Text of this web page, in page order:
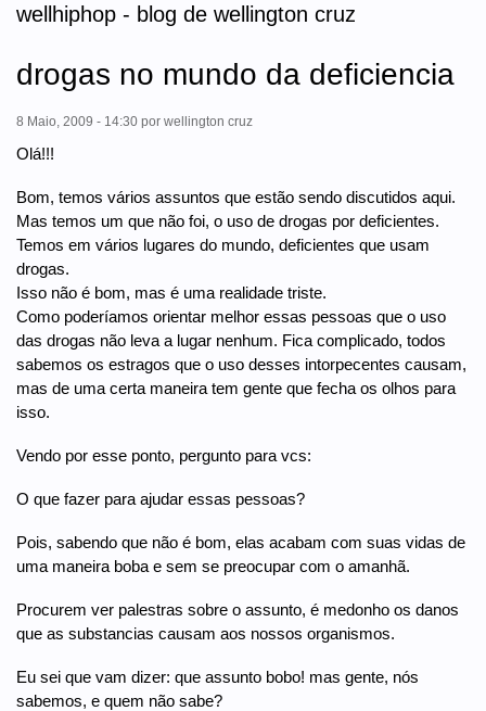
wellhiphop - blog de wellington cruz
drogas no mundo da deficiencia
8 Maio, 2009 - 14:30 por wellington cruz
Olá!!!
Bom, temos vários assuntos que estão sendo discutidos aqui.
Mas temos um que não foi, o uso de drogas por deficientes.
Temos em vários lugares do mundo, deficientes que usam
drogas.
Isso não é bom, mas é uma realidade triste.
Como poderíamos orientar melhor essas pessoas que o uso
das drogas não leva a lugar nenhum. Fica complicado, todos
sabemos os estragos que o uso desses intorpecentes causam,
mas de uma certa maneira tem gente que fecha os olhos para
isso.
Vendo por esse ponto, pergunto para vcs:
O que fazer para ajudar essas pessoas?
Pois, sabendo que não é bom, elas acabam com suas vidas de
uma maneira boba e sem se preocupar com o amanhã.
Procurem ver palestras sobre o assunto, é medonho os danos
que as substancias causam aos nossos organismos.
Eu sei que vam dizer: que assunto bobo! mas gente, nós
sabemos, e quem não sabe?